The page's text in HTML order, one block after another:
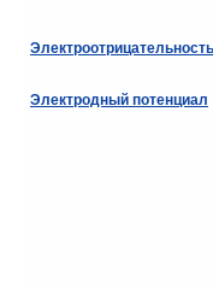
Электроотрицательность
Электродный потенциал